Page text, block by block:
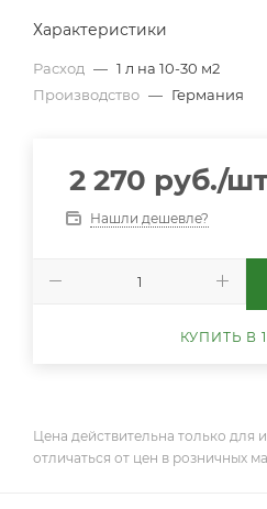
Характеристики
Расход — 1 л на 10-30 м2
Производство — Германия
2 270 руб./
Нашли дешевле?
КУПИТЬ В
Цена действительна только для
отличаться от цен в розничных